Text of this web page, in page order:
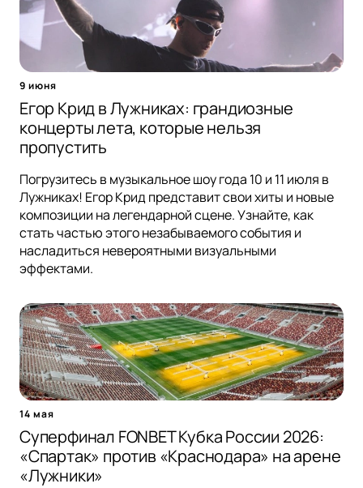
9 июня
Егор Крид в Лужниках: грандиозные
концерты лета, которые нельзя
пропустить
Погрузитесь в музыкальное шоу года 10 и 11 июля в
Лужниках! Егор Крид представит свои хиты и новые
композиции на легендарной сцене. Узнайте, как
стать частью этого незабываемого события и
насладиться невероятными визуальными
эффектами.
14 мая
Суперфинал FONBET Кубка России 2026:
«Спартак» против «Краснодара» на арене
«Лужники»